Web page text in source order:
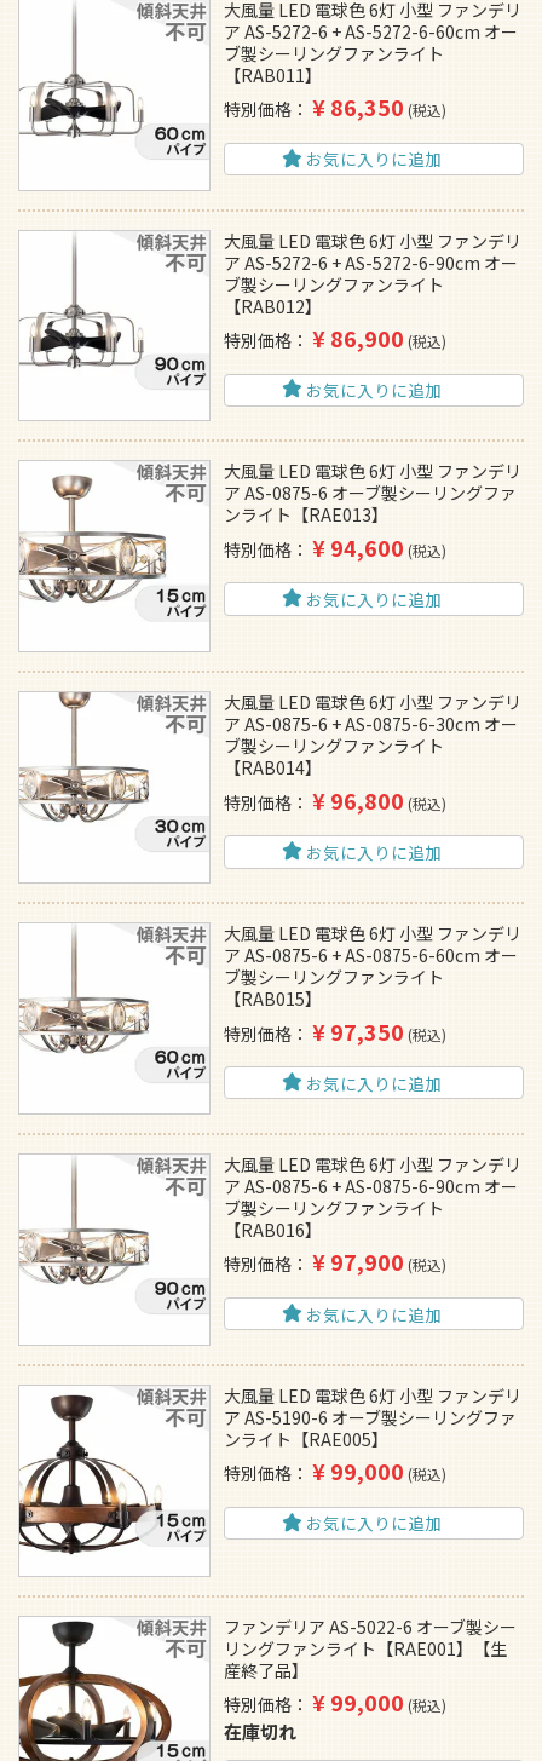
大風量 LED 電球色 6灯 小型 ファンデリ
ア AS-5272-6 + AS-5272-6-60cm オー
ブ製シーリングファンライト
【RAB011】
特別価格
¥86,350 税込
お気に入りに追加
大風量 LED 電球色 6灯 小型 ファンデリ
ア AS-5272-6 + AS-5272-6-90cm オー
ブ製シーリングファンライト
【RAB012】
特別価格
¥86,900 税込
お気に入りに追加
大風量 LED 電球色 6灯 小型 ファンデリ
ア AS-0875-6 オーブ製シーリングファ
ンライト【RAE013】
特別価格
¥94,600 税込
お気に入りに追加
大風量 LED 電球色 6灯 小型 ファンデリ
ア AS-0875-6 + AS-0875-6-30cm オー
ブ製シーリングファンライト
【RAB014】
特別価格
¥96,800 税込
お気に入りに追加
大風量 LED 電球色 6灯 小型 ファンデリ
ア AS-0875-6 + AS-0875-6-60cm オー
ブ製シーリングファンライト
【RAB015】
特別価格
¥97,350 税込
お気に入りに追加
大風量 LED 電球色 6灯 小型 ファンデリ
ア AS-0875-6 + AS-0875-6-90cm オー
ブ製シーリングファンライト
【RAB016】
特別価格
¥97,900 税込
お気に入りに追加
大風量 LED 電球色 6灯 小型 ファンデリ
ア AS-5190-6 オーブ製シーリングファ
ンライト【RAE005】
特別価格
¥99,000 税込
お気に入りに追加
ファンデリア AS-5022-6 オーブ製シー
リングファンライト【RAE001】【生
産終了品】
特別価格
¥99,000 税込
在庫切れ